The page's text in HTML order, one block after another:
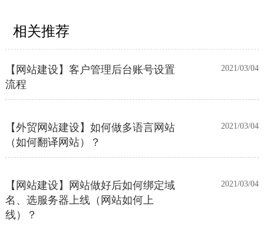
相关推荐
目录上线多语言网站的区别
【网站建设】客户管理后台账号设置
流程
2021/03/04
【外贸网站建设】如何做多语言网站
（如何翻译网站）？
2021/03/04
【网站建设】网站做好后如何绑定域
名、选服务器上线（网站如何上
线）？
2021/03/04